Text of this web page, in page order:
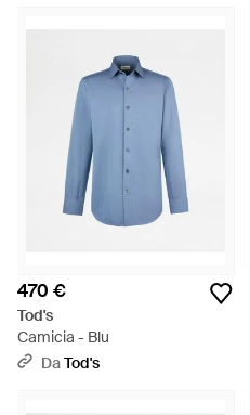
470 €
Tod's
Camicia - Blu
DaTod's